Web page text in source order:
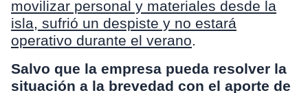
movilizar personal y materiales desde la
isla, sufrió un despiste y no estará
operativo durante el verano.
Salvo que la empresa pueda resolver la
situación a la brevedad con el aporte de